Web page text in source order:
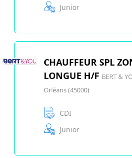
Junior
CHAUFFEUR SPL
LONGUE H/F BERT &
Orléans (45000)
CDI
Junior